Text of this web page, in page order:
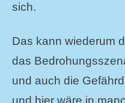
sich.
Das kann wiederum
das
und auch die
und hier wäre in